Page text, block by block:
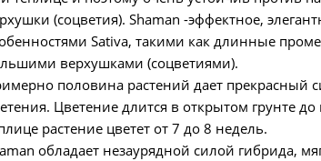
Garden
Farm
Seeds
Seed Bank
Fast Buds
Female Seeds
G13 Labs
Genehtik Seeds
(соцветия). Shaman -эффектное,
Sativa, такими как длинные
верхушками (соцветиями).
половина растений дает прекрасный
Цветение длится в открытом грунте
растение цветет от 7 до 8 недель.
обладает незаурядной силой гибрида,